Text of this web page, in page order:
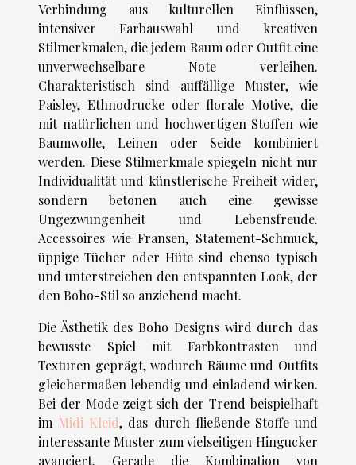
Verbindung aus kulturellen Einflüssen,
intensiver Farbauswahl und kreativen
Stilmerkmalen, die jedem Raum oder Outfit eine
unverwechselbare Note verleihen.
Charakteristisch sind auffällige Muster, wie
Paisley, Ethnodrucke oder florale Motive, die
mit natürlichen und hochwertigen Stoffen wie
Baumwolle, Leinen oder Seide kombiniert
werden. Diese Stilmerkmale spiegeln nicht nur
Individualität und künstlerische Freiheit wider,
sondern betonen auch eine gewisse
Ungezwungenheit und Lebensfreude.
Accessoires wie Fransen, Statement-Schmuck,
üppige Tücher oder Hüte sind ebenso typisch
und unterstreichen den entspannten Look, der
den Boho-Stil so anziehend macht.
Die Ästhetik des Boho Designs wird durch das
bewusste Spiel mit Farbkontrasten und
Texturen geprägt, wodurch Räume und Outfits
gleichermaßen lebendig und einladend wirken.
Bei der Mode zeigt sich der Trend beispielhaft
im Midi Kleid, das durch fließende Stoffe und
interessante Muster zum vielseitigen Hingucker
avanciert. Gerade die Kombination von